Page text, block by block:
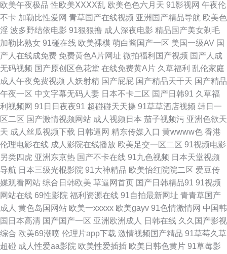
福利淫导航 久久国产精品人夷 青青操无码自拍 熟女视频91 亚洲人成人网站
在 97av大香蕉 草草影院三区四区 国内精品一区在线 久久五月 日本91视免
费 五月四虎停停色图 一本到道 91日本 俺来也色色 另类极品五五分 青青草
成人AV 色图社区 午夜老司机av 91九色 浮力欧美第一页 老司机色av 欧美成
人一级片 婷婷五月份视频 91ri精品 av福利资源导航 91叉叉 黑丝自慰久草91
欧美肏屄网 欧美日韩ww 欧美在线视频99 日韩专区一二 午夜情色影院 91干
逼网 操逼电影导航免费 超碰这里只有精品 精品久久入 欧美偷拍色图 日韩成
人黄色免费 五月丁香福利影院 在线色日本 www九九 丁香8月大香蕉 国产转
区 久久香蕉丁香 女同网站黄 五月激情图片 亚洲天天影色 91网站看片 超碰
人人肏 豆花影视无码黄色 日韩另类欧美 在线看污视频 97超碰护士香蕉 岛国
欧美午夜极品 性欧美ⅩⅩⅩⅩ乱 欧美色色六月天 91影视网 午夜伦
不卡 加勒比性爱网 青草国产在线视频 亚洲国产精品导航 欧美色
淫 波多野结依电影 91狠狠撸 成人深夜电影 精品国产美女剃毛
加勒比熟女 91碰在线 欧美裸模 萌白酱国产一区 美国一级AV 国
产人在线成免费 免费黄色A片网址 微拍福利国产视频 国产人成
无码视频 国产原创区色花堂 在线免费黄A片 久草福利 乱伦家庭
成人午夜免费视频 人妖射精 国产屁屁 国产精品天干天 国产精品
午夜一区 中文字幕无码人妻 日本不卡二区 国产日韩91 久草福
利视频网 91日日夜夜91 超碰碰天天操 91草草酒店视频 韩日一
区二区 国产激情视频网站 成人视频日本 茄子视频污 亚洲色欲天
天 成人丝瓜视频下载 日韩逼网 精东传媒入口 黄wwww色 香港
伦理电影在线 成人影院在线播放 欧美足交一区二区 91视频电影
另类四虎 亚洲东京热 国产不卡在线 91九色视频 日本天堂视频
导航 日本三级光棍影院 91大神精品 欧美怡红院院二区 爱豆传
媒观看网站 综合日韩欧美 草逼网首页 国产日韩精品91 91视频
网站在线 69性影院 福利资源在线 91自拍最新网址 青青草国产
成人 黄色岛国网站 欧美一xxxxx 欧美gayv 91色情激情网 中国韩
国日本高清 国产国产一区 亚洲欧洲成人 日韩在线 久久国产影视
综合 欧美69潮喷 伦理片app下载 激情视频国产精品 91草莓久草
超碰 成人性爱aa影院 欧美性爱插插 欧美日韩色黄片 91草莓影